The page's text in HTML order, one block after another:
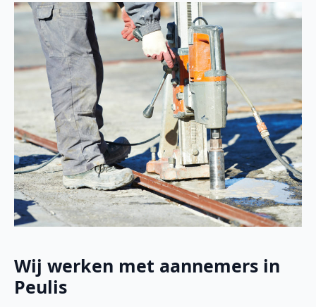
Wij werken met aannemers in
Peulis